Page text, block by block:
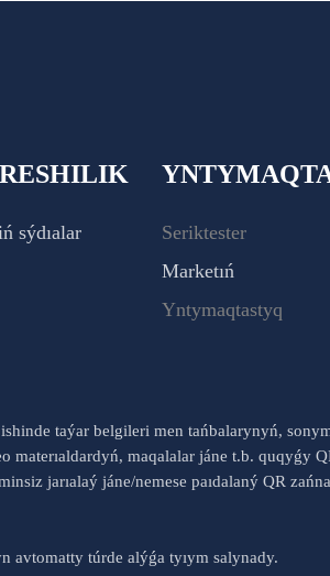
sýdıalar
Seriktester
Marketıń
Yntymaqtastyq
taýar belgileri men tańbalarynyń,
maqalalar jáne t.b. quqyǵy
jarıalaý jáne/nemese paıdalaný QR
avtomatty túrde alýǵa tyıym salynady.